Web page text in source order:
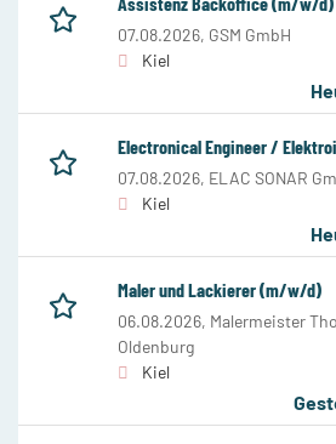
07.08.2026, GSM GmbH
Kiel
Electronical Engineer /
07.08.2026, ELAC SONAR
Kiel
Maler und Lackierer (m/w/d)
06.08.2026, Malermeister
Oldenburg
Kiel